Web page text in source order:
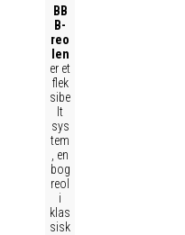
BB
B-
reo
len
er et
flek
sibe
lt
sys
tem
, en
bog
reol
i
klas
sisk